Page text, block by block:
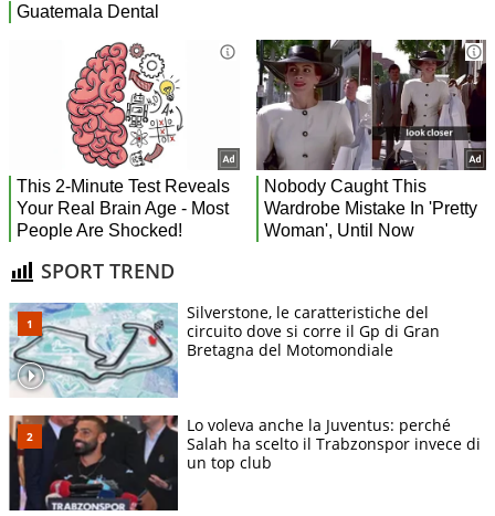
SPORT TREND
Silverstone, le caratteristiche del
circuito dove si corre il Gp di Gran
Bretagna del Motomondiale
Lo voleva anche la Juventus: perché
Salah ha scelto il Trabzonspor invece di
un top club